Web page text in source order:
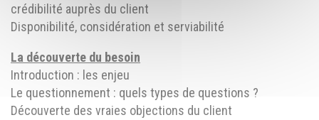
crédibilité auprès du client
Disponibilité, considération et serviabilité
La découverte du besoin
Introduction : les enjeu
Le questionnement : quels types de questions ?
Découverte des vraies objections du client